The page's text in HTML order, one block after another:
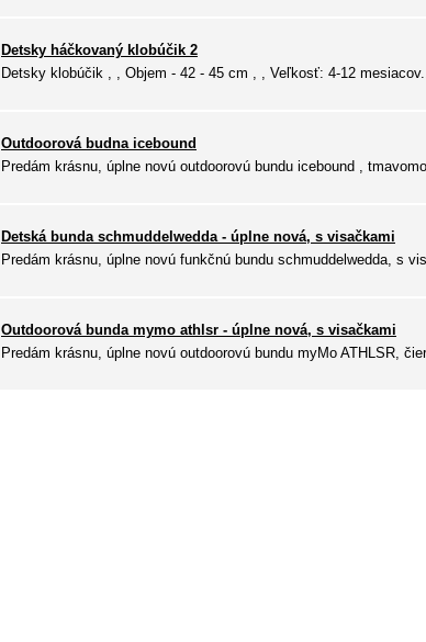
Detsky háčkovaný klobúčik 2
Detsky klobúčik , , Objem - 42 - 45 cm , , Veľkosť: 4-12
Outdoorová budna icebound
Predám krásnu, úplne novú outdoorovú bundu icebound ,
Detská bunda schmuddelwedda - úplne nová, s visačkami
Predám krásnu, úplne novú funkčnú bundu schmuddelwedda, s
Outdoorová bunda mymo athlsr - úplne nová, s visačkami
Predám krásnu, úplne novú outdoorovú bundu myMo ATHLSR,